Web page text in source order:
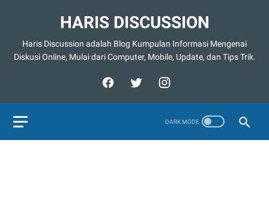
HARIS DISCUSSION
Haris Discussion adalah Blog Kumpulan Informasi Mengenai
Diskusi Online, Mulai dari Computer, Mobile, Update, dan Tips Trik.